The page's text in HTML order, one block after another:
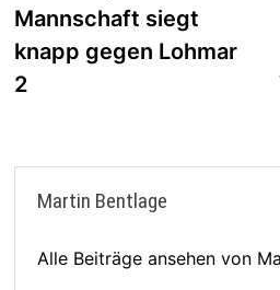
Mannschaft siegt
knapp gegen Lohmar
2
Martin Bentlage
Alle Beiträge ansehen von